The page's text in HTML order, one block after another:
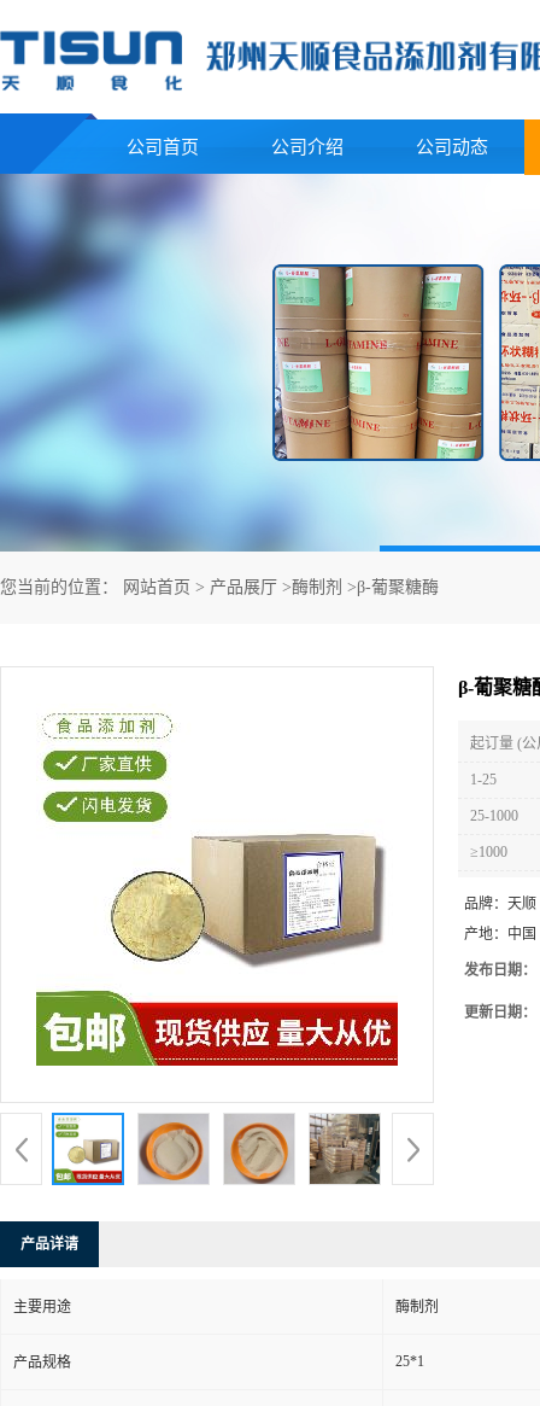
公司首页 公司介绍 公司动态
您当前的位置： 网站首页 > 产品展厅 >酶制剂 >β-葡聚糖酶
β-葡聚糖
起订量 (公
1-25
25-1000
≥1000
品牌： 天顺
产地： 中
发布日期：
更新日期：
产品详请
主要用途 酶制剂
产品规格 25*1